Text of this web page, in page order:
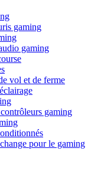
gaming
gaming
vol et de ferme
gaming
pour le gaming